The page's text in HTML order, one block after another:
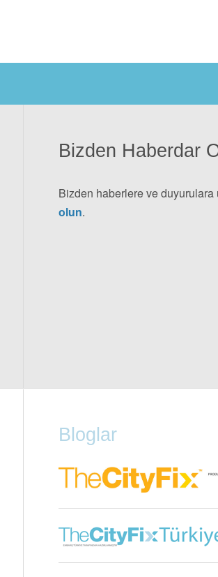
Bizden Haberdar
Bizden haberlere ve duyurulara
olun.
Bloglar